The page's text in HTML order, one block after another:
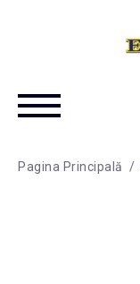
Pagina Principală /